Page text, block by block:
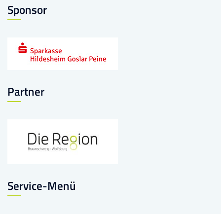
Sponsor
Partner
Service-Menü